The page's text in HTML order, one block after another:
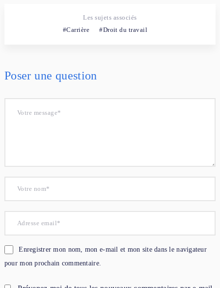
Les sujets associés
Carrière
Droit du travail
Poser une question
Enregistrer mon nom, mon e-mail et mon site dans le navigateur
pour mon prochain commentaire.